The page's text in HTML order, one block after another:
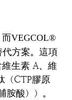
VEGCOL®
方案。這項
生素 A、維
（CTP膠原
胺酸））。